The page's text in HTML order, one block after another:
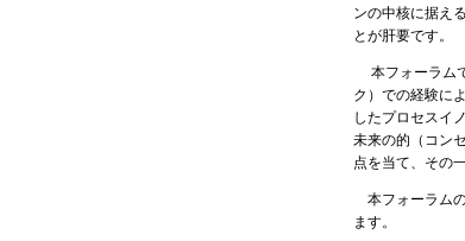
ンの中核に据え
とが肝要です。
本フォーラム
ク）での経験に
したプロセスイ
未来の的（コン
点を当て、その
本フォーラム
ます。